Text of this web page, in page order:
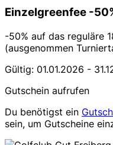
Einzelgreenfee -
-50% auf das reguläre
(ausgenommen
Gültig: 01.01.2026 -
Gutschein aufrufen
Du benötigst ein
sein, um Gutscheine